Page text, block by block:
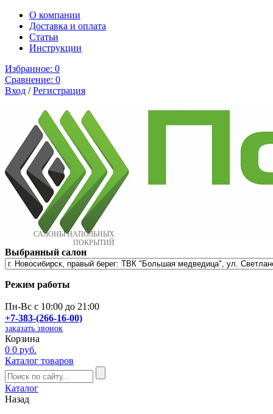
О компании
Доставка и оплата
Cтатьи
Инструкции
Избранное: 0
Сравнение: 0
Вход /Регистрация
САЛОНЫ НАПОЛЬНЫХ
ПОКРЫТИЙ
Выбранный салон
Режим работы
Пн-Вс с 10:00 до 21:00
+7-383-(266-16-00)
заказать звонок
Корзина
0 0 руб.
Каталог товаров
Каталог
Назад